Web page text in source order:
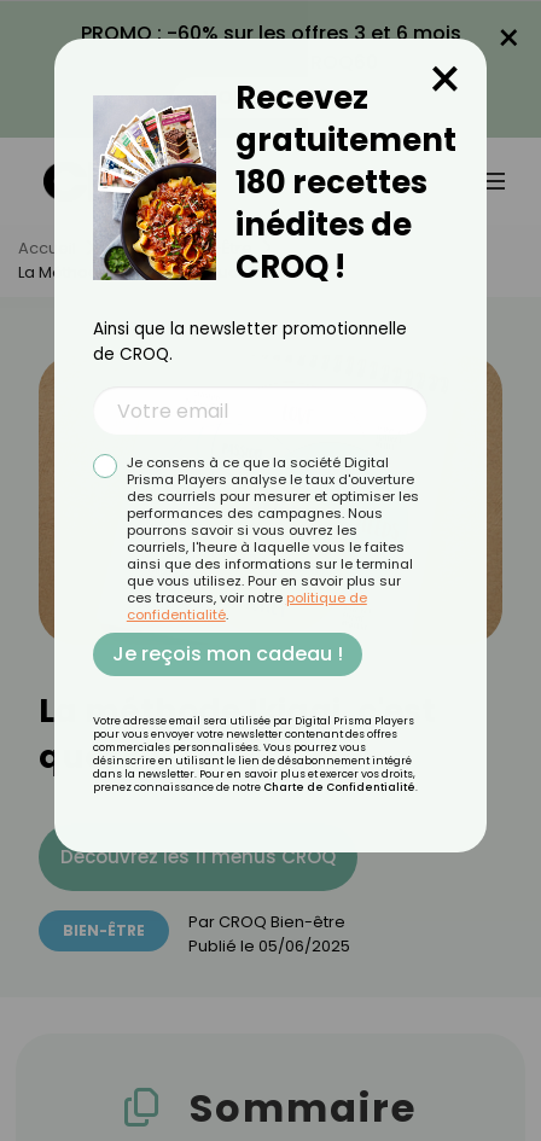
PROMO : -60% sur les offres 3 et 6 mois
VOIR LA PROMO
×
Accueil Actus
Bien-Être
La Méthode Ikigai, C'est Quoi ?
La méthode Ikigai, c'est
quoi ?
Découvrez les 11 menus CROQ
BIEN-ÊTRE Par CROQ Bien-être
Publié le 05/06/2025
Sommaire
Recevez
gratuitement
180 recettes
inédites de
CROQ !
×
Ainsi que la newsletter promotionnelle
de CROQ.
Je consens à ce que la société Digital
Prisma Players analyse le taux d'ouverture
des courriels pour mesurer et optimiser les
performances des campagnes. Nous
pourrons savoir si vous ouvrez les
courriels, l'heure à laquelle vous le faites
ainsi que des informations sur le terminal
que vous utilisez. Pour en savoir plus sur
ces traceurs, voir notre politique de
confidentialité.
Je reçois mon cadeau !
Votre adresse email sera utilisée par Digital Prisma Players
pour vous envoyer votre newsletter contenant des offres
commerciales personnalisées. Vous pourrez vous
désinscrire en utilisant le lien de désabonnement intégré
dans la newsletter. Pour en savoir plus et exercer vos droits,
prenez connaissance de notre Charte de Confidentialité.